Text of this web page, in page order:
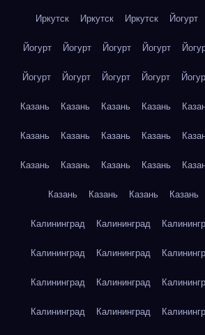
Иркутск Иркутск Иркутск Йогурт
Йогурт Йогурт Йогурт Йогурт
Йогурт Йогурт Йогурт Йогурт
Казань Казань Казань Казань
Казань Казань Казань Казань
Казань Казань Казань Казань
Казань Казань Казань Казань
Калининград Калининград
Калининград Калининград
Калининград Калининград
Калининград Калининград